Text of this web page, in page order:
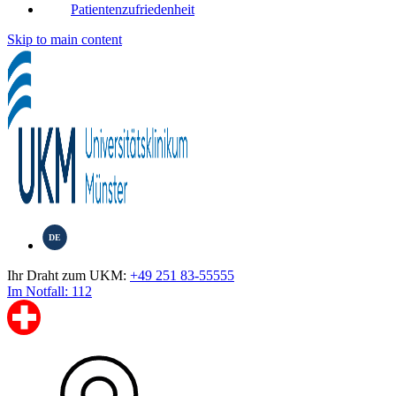
Patientenzufriedenheit
Skip to main content
DE
Ihr Draht zum UKM: +49 251 83-55555
Im Notfall: 112